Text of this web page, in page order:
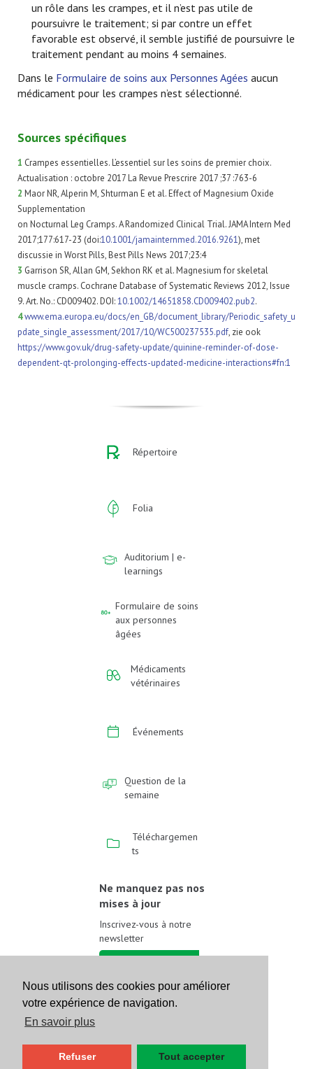
Nous utilisons des cookies pour améliorer
votre expérience de navigation.
En savoir plus
Refuser Tout accepter
un rôle dans les crampes, et il n’est pas utile de
poursuivre le traitement; si par contre un effet
favorable est observé, il semble justifié de poursuivre le
traitement pendant au moins 4 semaines.
Dans le Formulaire de soins aux Personnes Agées aucun
médicament pour les crampes n’est sélectionné.
Sources spécifiques
1 Crampes essentielles. L’essentiel sur les soins de premier choix.
Actualisation : octobre 2017 La Revue Prescrire 2017 ;37 :763-6
2 Maor NR, Alperin M, Shturman E et al. Effect of Magnesium Oxide
Supplementation
on Nocturnal Leg Cramps. A Randomized Clinical Trial. JAMA Intern Med
2017;177:617-23 (doi:10.1001/jamainternmed.2016.9261), met
discussie in Worst Pills, Best Pills News 2017;23:4
3 Garrison SR, Allan GM, Sekhon RK et al. Magnesium for skeletal
muscle cramps. Cochrane Database of Systematic Reviews 2012, Issue
9. Art. No.: CD009402. DOI:10.1002/14651858.CD009402.pub2.
4www.ema.europa.eu/docs/en_GB/document_library/Periodic_safety_u
pdate_single_assessment/2017/10/WC500237535.pdf, zie ook
https://www.gov.uk/drug-safety-update/quinine-reminder-of-dose-
dependent-qt-prolonging-effects-updated-medicine-interactions#fn:1
Répertoire
Folia
Auditorium | e-
learnings
Formulaire de soins
aux personnes
âgées
Médicaments
vétérinaires
Événements
Question de la
semaine
Téléchargemen
ts
Ne manquez pas nos
mises à jour
Inscrivez-vous à notre
newsletter
Suivez-nous sur les